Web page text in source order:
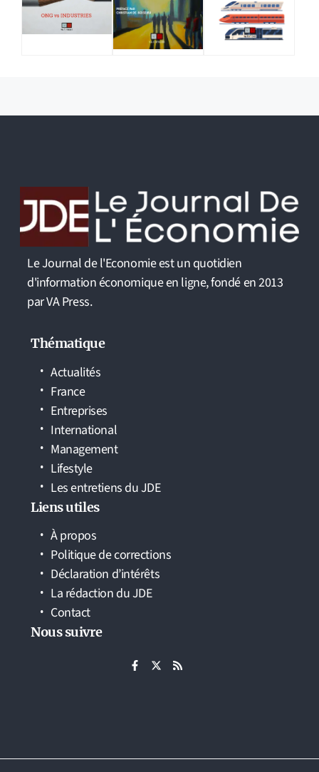
Le Journal de l'Economie est un quotidien
d'information économique en ligne, fondé en 2013
par VA Press.
Thématique
Actualités
France
Entreprises
International
Management
Lifestyle
Les entretiens du JDE
Liens utiles
À propos
Politique de corrections
Déclaration d’intérêts
La rédaction du JDE
Contact
Nous suivre